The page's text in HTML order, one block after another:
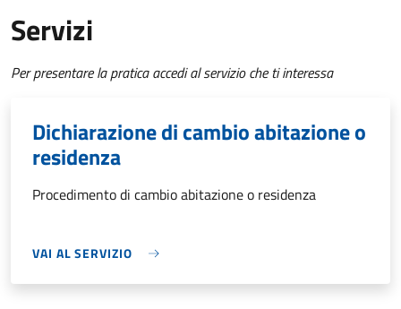
Servizi
Per presentare la pratica accedi al servizio che ti interessa
Dichiarazione di cambio abitazione o
residenza
Procedimento di cambio abitazione o residenza
VAI AL SERVIZIO